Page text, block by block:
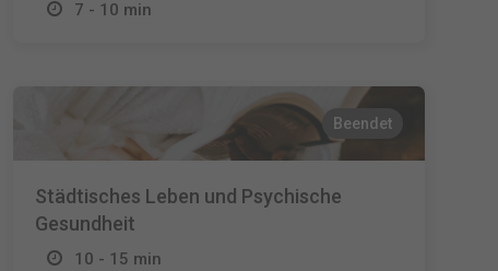
7 - 10 min
Beendet
Städtisches Leben und Psychische
Gesundheit
10 - 15 min